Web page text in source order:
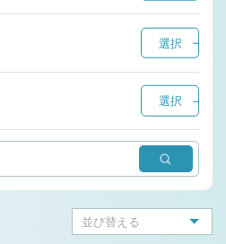
選択
選択